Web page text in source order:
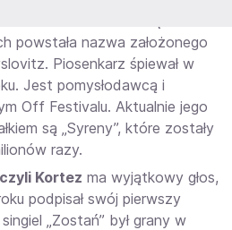
powstała nazwa założonego
Piosenkarz śpiewał w
Jest pomysłodawcą i
Off Festivalu. Aktualnie jego
są „Syreny”, które zostały
razy.
Kortez ma wyjątkowy głos,
podpisał swój pierwszy
„Zostań” był grany w